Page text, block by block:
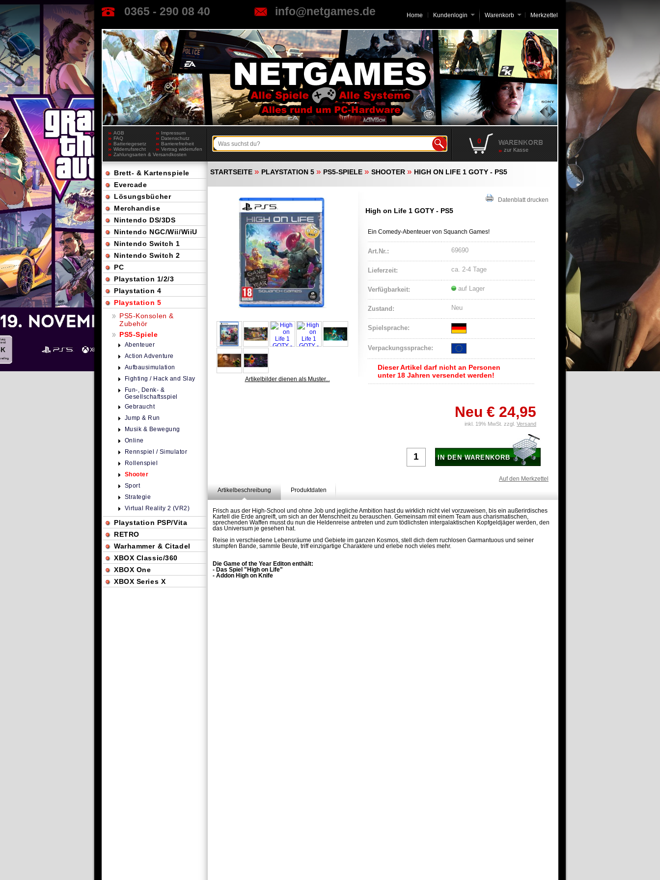
0365 - 290 08 40 info@netgames.de Home Kundenlogin Merkzettel
Warenkorb
AGB
Impressum
FAQ
Datenschutz
Batteriegesetz
Barrierefreiheit
Widerrufsrecht
Vertrag widerrufen
Zahlungsarten & Versandkosten
0
zur Kasse
STARTSEITE » PLAYSTATION 5 » PS5-SPIELE » SHOOTER » HIGH ON LIFE 1 GOTY - PS5
Artikelbilder dienen als Muster...
Datenblatt drucken
High on Life 1 GOTY - PS5
Ein Comedy-Abenteuer von Squanch Games!
Art.Nr.: 69690
Lieferzeit: ca. 2-4 Tage
Verfügbarkeit: auf Lager
Zustand: Neu
Spielsprache:
Verpackungssprache:
Dieser Artikel darf nicht an Personen
unter 18 Jahren versendet werden!
Neu € 24,95
inkl. 19% MwSt. zzgl. Versand
IN DEN WARENKORB
Auf den Merkzettel
Artikelbeschreibung
Produktdaten
Frisch aus der High-School und ohne Job und jegliche Ambition hast du wirklich nicht viel vorzuweisen, bis ein außerirdisches
Kartell die Erde angreift, um sich an der Menschheit zu berauschen. Gemeinsam mit einem Team aus charismatischen,
sprechenden Waffen musst du nun die Heldenreise antreten und zum tödlichsten intergalaktischen Kopfgeldjäger werden, den
das Universum je gesehen hat.
Reise in verschiedene Lebensräume und Gebiete im ganzen Kosmos, stell dich dem ruchlosen Garmantuous und seiner
stumpfen Bande, sammle Beute, triff einzigartige Charaktere und erlebe noch vieles mehr.
Die Game of the Year Editon enthält:
- Das Spiel "High on Life"
- Addon High on Knife
Brett- & Kartenspiele
Evercade
Lösungsbücher
Merchandise
Nintendo DS/3DS
Nintendo NGC/Wii/WiiU
Nintendo Switch 1
Nintendo Switch 2
PC
Playstation 1/2/3
Playstation 4
Playstation 5
PS5-Konsolen &
Zubehör
PS5-Spiele
Abenteuer
Action Adventure
Aufbausimulation
Fighting / Hack and Slay
Fun-, Denk- &
Gesellschaftsspiel
Gebraucht
Jump & Run
Musik & Bewegung
Online
Rennspiel / Simulator
Rollenspiel
Shooter
Sport
Strategie
Virtual Reality 2 (VR2)
Playstation PSP/Vita
RETRO
Warhammer & Citadel
XBOX Classic/360
XBOX One
XBOX Series X